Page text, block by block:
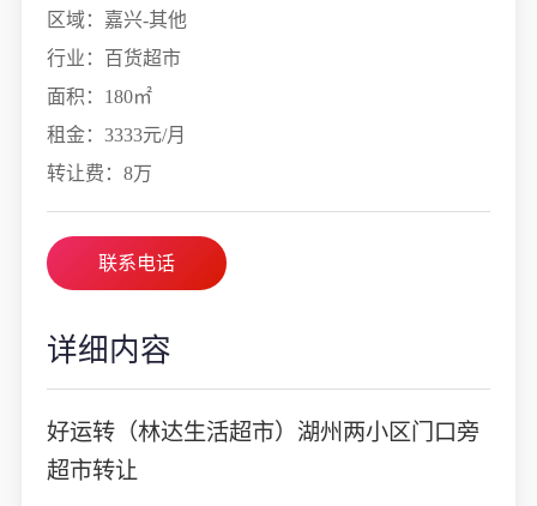
区域：嘉兴-其他
行业：百货超市
面积：180㎡
租金：3333元/月
转让费：8万
联系电话
详细内容
好运转（林达生活超市）湖州两小区门口旁
超市转让